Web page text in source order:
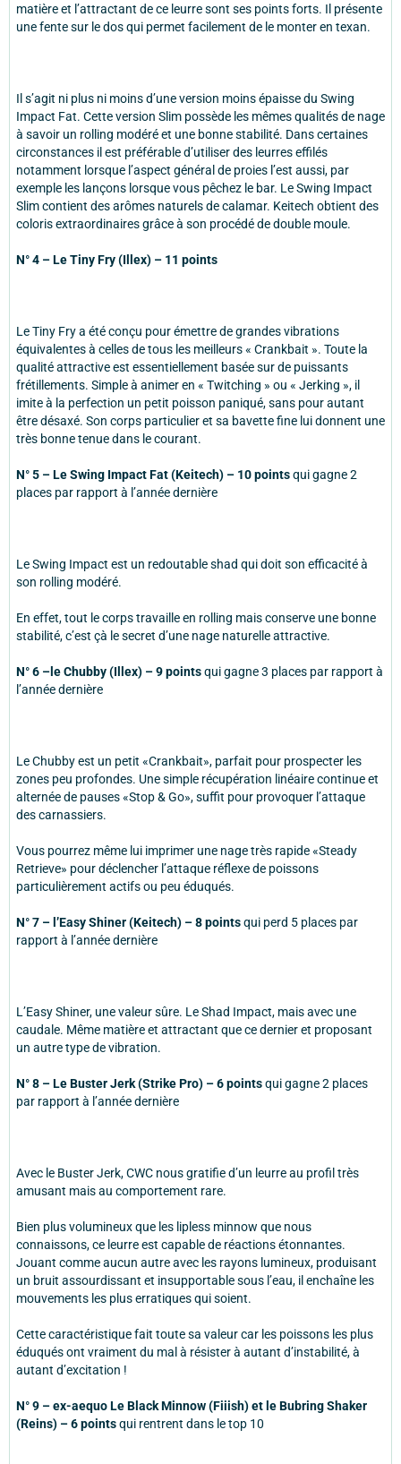
matière et l’attractant de ce leurre sont ses points forts. Il présente
une fente sur le dos qui permet facilement de le monter en texan.
Il s’agit ni plus ni moins d’une version moins épaisse du Swing
Impact Fat. Cette version Slim possède les mêmes qualités de nage
à savoir un rolling modéré et une bonne stabilité. Dans certaines
circonstances il est préférable d’utiliser des leurres effilés
notamment lorsque l’aspect général de proies l’est aussi, par
exemple les lançons lorsque vous pêchez le bar. Le Swing Impact
Slim contient des arômes naturels de calamar. Keitech obtient des
coloris extraordinaires grâce à son procédé de double moule.
N° 4 – Le Tiny Fry (Illex) – 11 points
Le Tiny Fry a été conçu pour émettre de grandes vibrations
équivalentes à celles de tous les meilleurs « Crankbait ». Toute la
qualité attractive est essentiellement basée sur de puissants
frétillements. Simple à animer en « Twitching » ou « Jerking », il
imite à la perfection un petit poisson paniqué, sans pour autant
être désaxé. Son corps particulier et sa bavette fine lui donnent une
très bonne tenue dans le courant.
N° 5 – Le Swing Impact Fat (Keitech) – 10 pointsqui gagne 2
places par rapport à l’année dernière
Le Swing Impact est un redoutable shad qui doit son efficacité à
son rolling modéré.
En effet, tout le corps travaille en rolling mais conserve une bonne
stabilité, c’est çà le secret d’une nage naturelle attractive.
N° 6 –le Chubby (Illex) – 9 pointsqui gagne 3 places par rapport à
l’année dernière
Le Chubby est un petit «Crankbait», parfait pour prospecter les
zones peu profondes. Une simple récupération linéaire continue et
alternée de pauses «Stop & Go», suffit pour provoquer l’attaque
des carnassiers.
Vous pourrez même lui imprimer une nage très rapide «Steady
Retrieve» pour déclencher l’attaque réflexe de poissons
particulièrement actifs ou peu éduqués.
N° 7 – l’Easy Shiner (Keitech) – 8 pointsqui perd 5 places par
rapport à l’année dernière
L’Easy Shiner, une valeur sûre. Le Shad Impact, mais avec une
caudale. Même matière et attractant que ce dernier et proposant
un autre type de vibration.
N° 8 – Le Buster Jerk (Strike Pro) – 6 pointsqui gagne 2 places
par rapport à l’année dernière
Avec le Buster Jerk, CWC nous gratifie d’un leurre au profil très
amusant mais au comportement rare.
Bien plus volumineux que les lipless minnow que nous
connaissons, ce leurre est capable de réactions étonnantes.
Jouant comme aucun autre avec les rayons lumineux, produisant
un bruit assourdissant et insupportable sous l’eau, il enchaîne les
mouvements les plus erratiques qui soient.
Cette caractéristique fait toute sa valeur car les poissons les plus
éduqués ont vraiment du mal à résister à autant d’instabilité, à
autant d’excitation !
N° 9 – ex-aequo Le Black Minnow (Fiiish) et le Bubring Shaker
(Reins) – 6 pointsqui rentrent dans le top 10